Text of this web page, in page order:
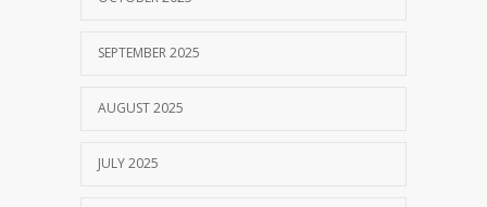
SEPTEMBER 2025
AUGUST 2025
JULY 2025